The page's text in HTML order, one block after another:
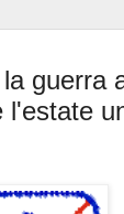
guerra
l'estate